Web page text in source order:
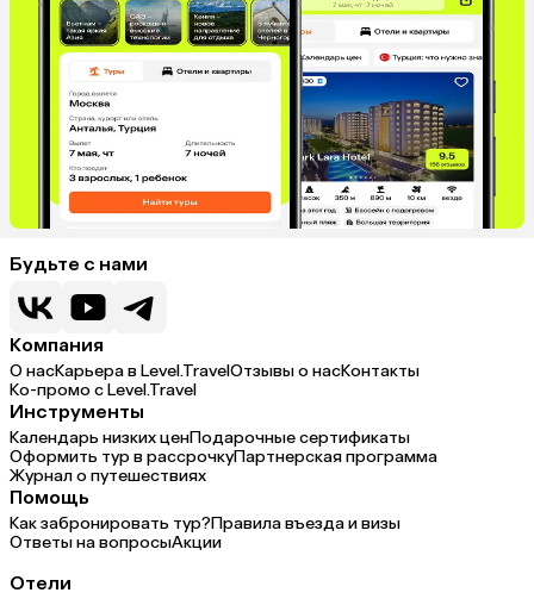
Будьте с нами
Компания
О насКарьера в Level.TravelОтзывы о насКонтакты
Ко-промо с Level.Travel
Инструменты
Календарь низких ценПодарочные сертификаты
Оформить тур в рассрочкуПартнерская программа
Журнал о путешествиях
Помощь
Как забронировать тур?Правила въезда и визы
Ответы на вопросыАкции
Отели